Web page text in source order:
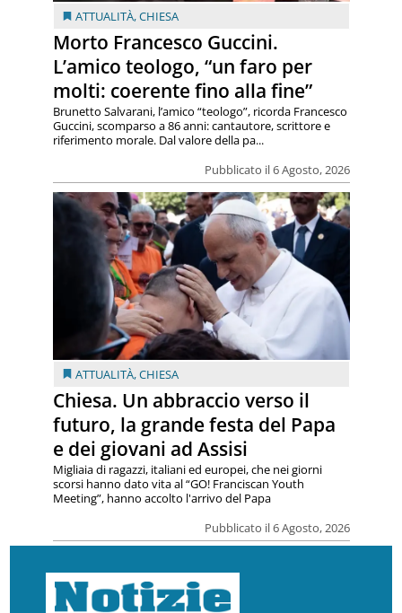
ATTUALITÀ,CHIESA
Morto Francesco Guccini.
L’amico teologo, “un faro per
molti: coerente fino alla fine”
Pubblicato il 6 Agosto, 2026
Brunetto Salvarani, l’amico “teologo”, ricorda Francesco
Guccini, scomparso a 86 anni: cantautore, scrittore e
riferimento morale. Dal valore della pa...
ATTUALITÀ,CHIESA
Chiesa. Un abbraccio verso il
futuro, la grande festa del Papa
e dei giovani ad Assisi
Pubblicato il 6 Agosto, 2026
Migliaia di ragazzi, italiani ed europei, che nei giorni
scorsi hanno dato vita al “GO! Franciscan Youth
Meeting”, hanno accolto l'arrivo del Papa